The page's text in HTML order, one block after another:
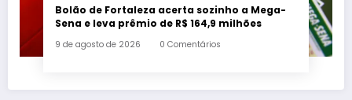
Bolão de Fortaleza acerta sozinho a Mega-
Sena e leva prêmio de R$ 164,9 milhões
9 de agosto de 2026 0 Comentários